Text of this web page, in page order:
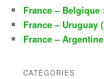
France –
France – Uruguay
France –
CATÉGORIES